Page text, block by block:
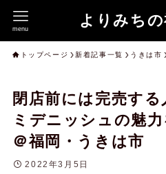
よりみち
menu
トップページ 新着記事一覧 うきは市
閉店前には完売す
ミデニッシュの魅
＠福岡・うきは市
2022年3月5日